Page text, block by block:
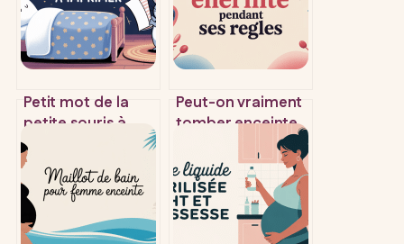
Petit mot de la
petite souris à
imprimer : idées
et modèles à
offrir
Peut-on vraiment
tomber enceinte
règles ?
Témoignages et
réalité